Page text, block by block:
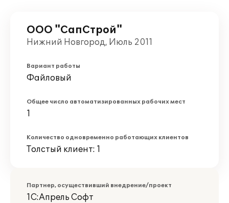
ООО "СапСтрой"
Нижний Новгород, Июль 2011
Вариант работы
Файловый
Общее число автоматизированных рабочих мест
1
Количество одновременно работающих клиентов
Толстый клиент: 1
Партнер, осуществивший внедрение/проект
1С:Апрель Софт